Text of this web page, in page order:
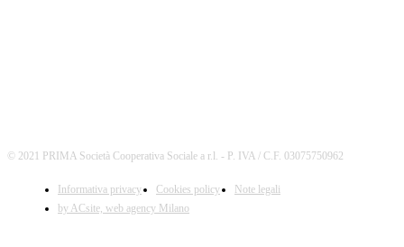
© 2021 PRIMA Società Cooperativa Sociale a r.l. - P. IVA / C.F. 03075750962
Informativa privacy Cookies policy
Note legali
by ACsite, web agency Milano